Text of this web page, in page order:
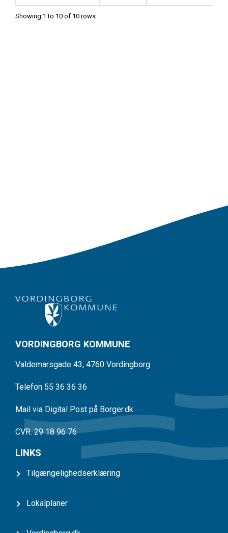
Showing 1 to 10 of 10 rows
VORDINGBORG KOMMUNE
Valdemarsgade 43, 4760 Vordingborg
Telefon 55 36 36 36
Mail via Digital Post på Borger.dk
CVR. 29 18 96 76
LINKS
Tilgængelighedserklæring
Lokalplaner